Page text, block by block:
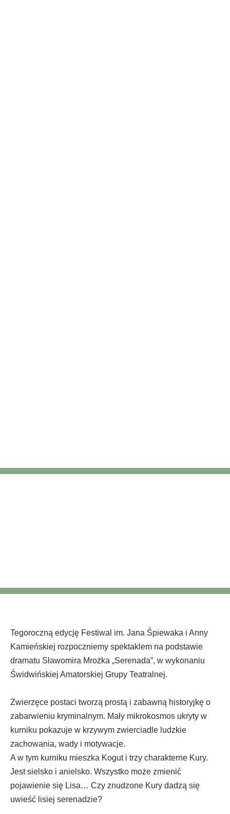
Tegoroczną edycję Festiwal im. Jana Śpiewaka i Anny
Kamieńskiej rozpoczniemy spektaklem na podstawie
dramatu Sławomira Mrożka „Serenada”, w wykonaniu
Świdwińskiej Amatorskiej Grupy Teatralnej.
Zwierzęce postaci tworzą prostą i zabawną historyjkę o
zabarwieniu kryminalnym. Mały mikrokosmos ukryty w
kurniku pokazuje w krzywym zwierciadle ludzkie
zachowania, wady i motywacje.
A w tym kurniku mieszka Kogut i trzy charakterne Kury.
Jest sielsko i anielsko. Wszystko może zmienić
pojawienie się Lisa… Czy znudzone Kury dadzą się
uwieść lisiej serenadzie?